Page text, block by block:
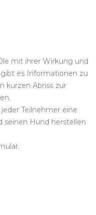
mit ihrer Wirkung und
es Informationen zu
kurzen Abriss zur
Teilnehmer eine
seinen Hund herstellen